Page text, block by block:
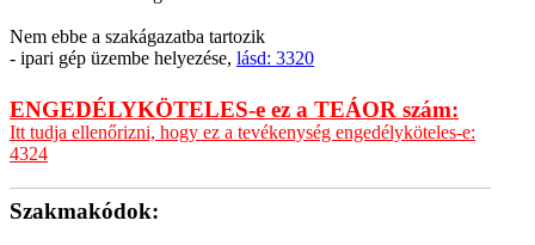
Nem ebbe a szakágazatba tartozik
- ipari gép üzembe helyezése, lásd: 3320
ENGEDÉLYKÖTELES-e ez a TEÁOR szám:
Itt tudja ellenőrizni, hogy ez a tevékenység engedélyköteles-e:
4324
Szakmakódok: